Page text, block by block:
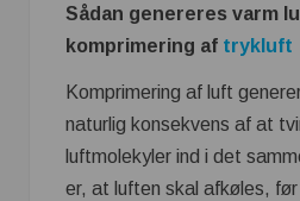
Sådan genereres varm
komprimering af trykluft
Komprimering af luft
naturlig konsekvens af at
luftmolekyler ind i det
er, at luften skal afkøles, før